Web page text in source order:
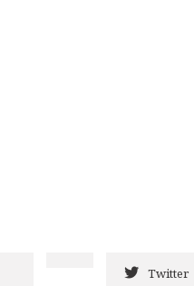
Twitter